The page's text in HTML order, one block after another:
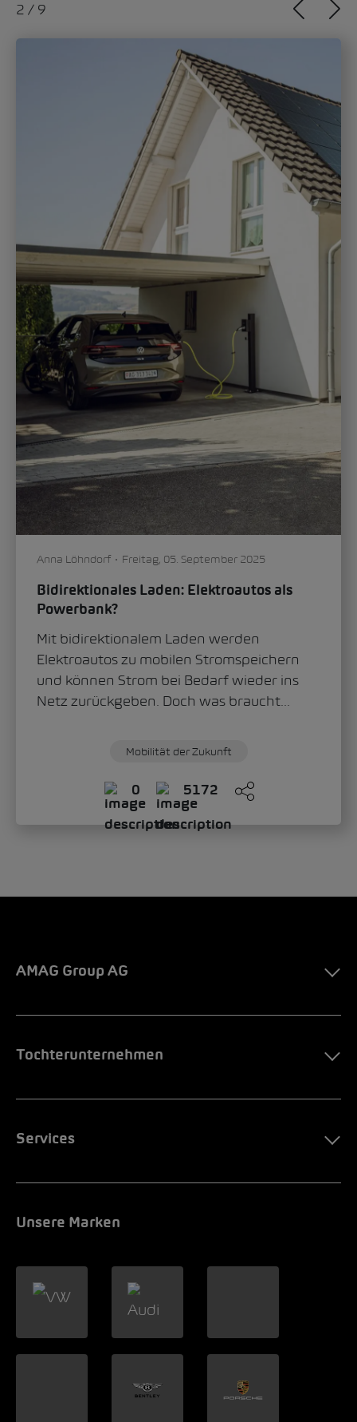
3 / 9
Anna Löhndorf Freitag, 05. September 2025
Bidirektionales Laden: Elektroautos als
Powerbank?
Mit bidirektionalem Laden werden
Elektroautos zu mobilen Stromspeichern
und können Strom bei Bedarf wieder ins
Netz zurückgeben. Doch was braucht...
Mobilität der Zukunft
0 5172
AMAG Group AG
Tochterunternehmen
Services
Unsere Marken